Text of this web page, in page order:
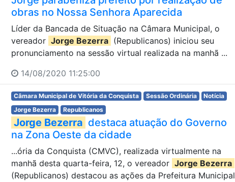
obras no Nossa Senhora Aparecida
Líder da Bancada de Situação na Câmara Municipal, o
vereador Jorge Bezerra (Republicanos) iniciou seu
pronunciamento na sessão virtual realizada na manhã ...
14/08/2020 11:25:00
Câmara Municipal de Vitória da Conquista Sessão Ordinária
Notícia
Jorge Bezerra
Republicanos
Jorge Bezerra destaca atuação do Governo
na Zona Oeste da cidade
...ória da Conquista (CMVC), realizada virtualmente na
manhã desta quarta-feira, 12, o vereador Jorge Bezerra
(Republicanos) destacou as ações da Prefeitura Municipal